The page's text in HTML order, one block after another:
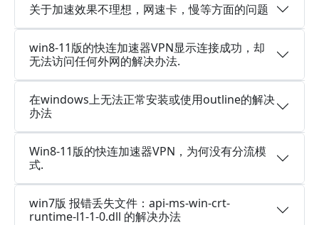
关于加速效果不理想，网速卡，慢等方面的问题
win8-11版的快连加速器VPN显示连接成功，却
无法访问任何外网的解决办法.
在windows上无法正常安装或使用outline的解决
办法
Win8-11版的快连加速器VPN，为何没有分流模
式.
win7版 报错丢失文件：api-ms-win-crt-
runtime-l1-1-0.dll 的解决办法